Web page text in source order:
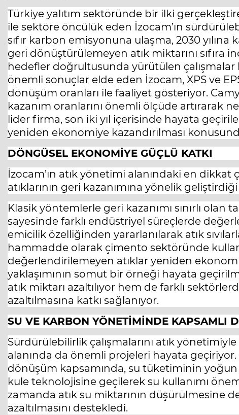
Türkiye yalıtım sektöründe bir ilki
ile sektöre öncülük eden İzocam’ın
sıfır karbon emisyonuna ulaşma, 2030
geri dönüştürülemeyen atık miktarını sıfıra
hedefler doğrultusunda yürütülen çalışmalar
önemli sonuçlar elde eden İzocam, XPS ve
dönüşüm oranları ile faaliyet gösteriyor.
kazanım oranlarını önemli ölçüde artırarak
lider firma, son iki yıl içerisinde hayata
yeniden ekonomiye kazandırılması
DÖNGÜSEL EKONOMİYE GÜÇLÜ KATKI
İzocam’ın atık yönetimi alanındaki en
atıklarının geri kazanımına yönelik
Klasik yöntemlerle geri kazanımı sınırlı olan
sayesinde farklı endüstriyel süreçlerde
emicilik özelliğinden yararlanılarak atık
hammadde olarak çimento sektöründe
değerlendirilemeyen atıklar yeniden
yaklaşımının somut bir örneği hayata
atık miktarı azaltılıyor hem de farklı
azaltılmasına katkı sağlanıyor.
SU VE KARBON YÖNETİMİNDE KAPSAMLI
Sürdürülebilirlik çalışmalarını atık
alanında da önemli projeleri hayata
dönüşüm kapsamında, su tüketiminin
kule teknolojisine geçilerek su kullanımı
zamanda atık su miktarının düşürülmesine
azaltılmasını destekledi.